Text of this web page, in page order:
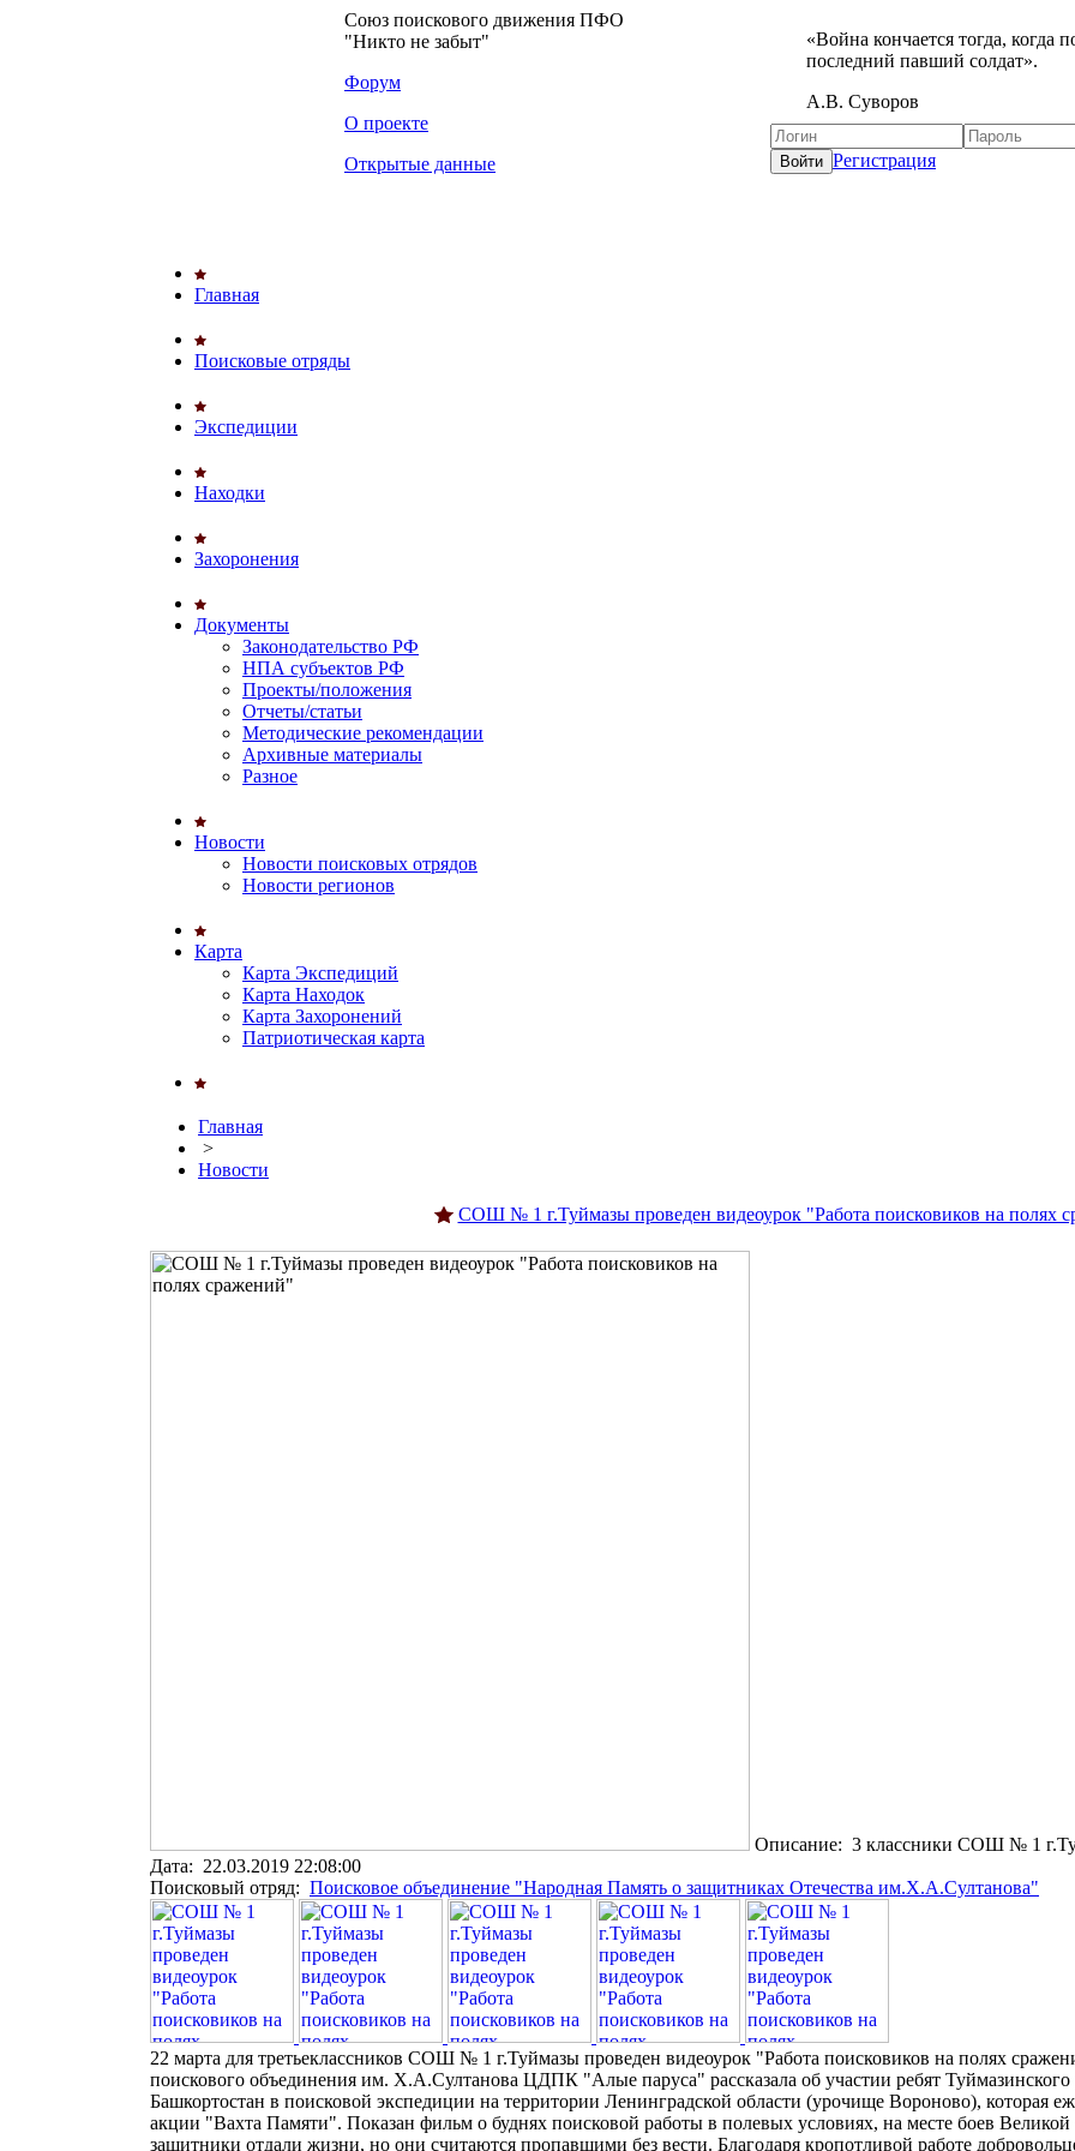
Союз поискового движения ПФО
"Никто не забыт"
Форум
О проекте
Открытые данные
«Война кончается тогда, когда
последний павший солдат».
А.В. Суворов
Регистрация
Главная
Поисковые отряды
Экспедиции
Находки
Захоронения
Документы
Законодательство РФ
НПА субъектов РФ
Проекты/положения
Отчеты/статьи
Методические рекомендации
Архивные материалы
Разное
Новости
Новости поисковых отрядов
Новости регионов
Карта
Карта Экспедиций
Карта Находок
Карта Захоронений
Патриотическая карта
Главная
>
Новости
СОШ № 1 г.Туймазы проведен видеоурок "Работа поисковиков на полях
Описание: 3 классники СОШ № 1
Дата: 22.03.2019 22:08:00
Поисковый отряд: Поисковое объединение "Народная Память о защитниках Отечества им.Х.А.Султанова"
22 марта для третьеклассников СОШ № 1 г.Туймазы проведен видеоурок "Работа поисковиков на полях
поискового объединения им. Х.А.Султанова ЦДПК "Алые паруса" рассказала об участии ребят Туймазинского
Башкортостан в поисковой экспедиции на территории Ленинградской области (урочище Вороново), которая
акции "Вахта Памяти". Показан фильм о буднях поисковой работы в полевых условиях, на месте боев
защитники отдали жизни, но они считаются пропавшими без вести. Благодаря кропотливой работе